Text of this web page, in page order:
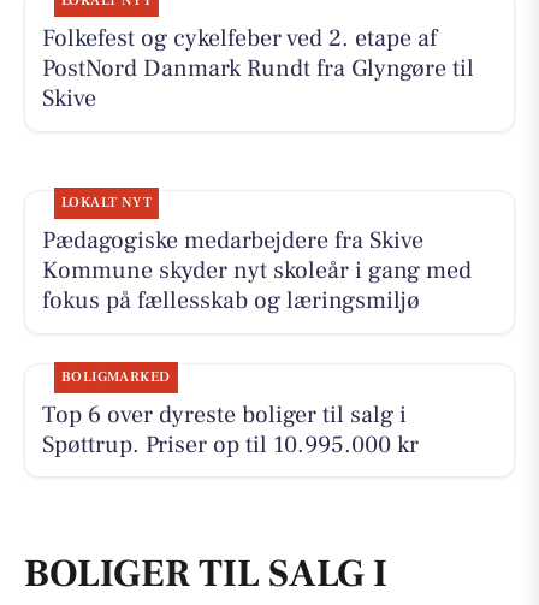
Folkefest og cykelfeber ved 2. etape af
PostNord Danmark Rundt fra Glyngøre til
Skive
LOKALT NYT
Pædagogiske medarbejdere fra Skive
Kommune skyder nyt skoleår i gang med
fokus på fællesskab og læringsmiljø
BOLIGMARKED
Top 6 over dyreste boliger til salg i
Spøttrup. Priser op til 10.995.000 kr
BOLIGER TIL SALG I